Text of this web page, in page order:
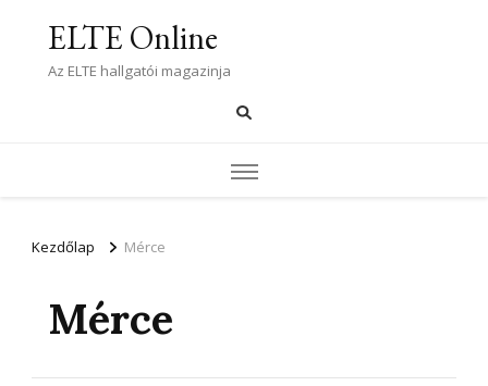
ELTE Online
Az ELTE hallgatói magazinja
Kezdőlap Mérce
Mérce